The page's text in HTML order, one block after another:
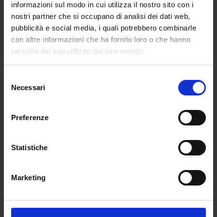
informazioni sul modo in cui utilizza il nostro sito con i
nostri partner che si occupano di analisi dei dati web,
pubblicità e social media, i quali potrebbero combinarle
con altre informazioni che ha fornito loro o che hanno
raccolto dal suo utilizzo dei loro servizi.
delNecessari
Preferenze
Statistiche
Marketing
il raggiungimento delle abilità, conoscenze e
competenze minime necessarie per il
superamento del predetto periodo di
istruzione unitamente a certificazione
internazionale di alfabetizzazione digitale e
certificazione di competenze socio-
qualifica professionale di Operatore
agrituristico o Operatore agro industriale o
alimentare o equipollenti e
COSA PREVEDE IL NUOVO CCNL
requisiti di accesso e la fase transitoria.